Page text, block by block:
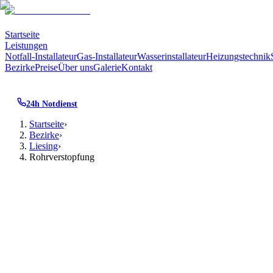
Startseite
Leistungen
Notfall-InstallateurGas-InstallateurWasserinstallateurHeizungstechnik
BezirkePreiseÜber unsGalerieKontakt
24h Notdienst
Startseite›
Bezirke›
Liesing›
Rohrverstopfung